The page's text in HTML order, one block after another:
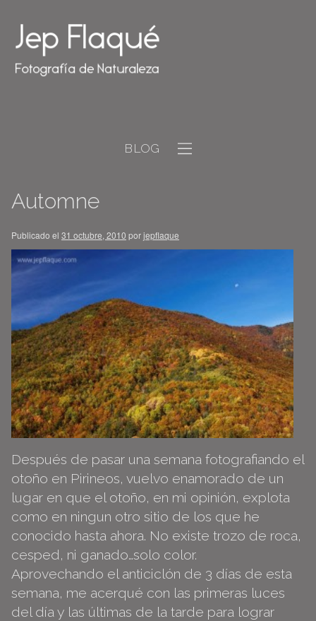
BLOG
Automne
Publicado el 31 octubre, 2010 porjepflaque
Después de pasar una semana fotografiando el
otoño en Pirineos, vuelvo enamorado de un
lugar en que el otoño, en mi opinión, explota
como en ningun otro sitio de los que he
conocido hasta ahora. No existe trozo de roca,
cesped, ni ganado…solo color.
Aprovechando el anticiclón de 3 días de esta
semana, me acerqué con las primeras luces
del día y las últimas de la tarde para lograr